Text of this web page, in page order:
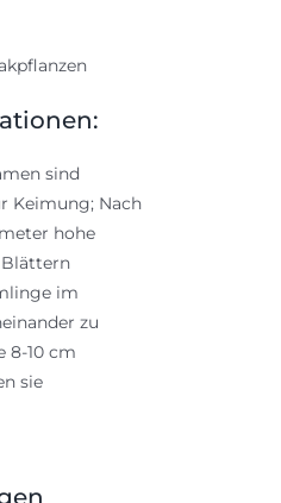
sind
Keimung; Nach
hohe
im
zu
8-10 cm
sie